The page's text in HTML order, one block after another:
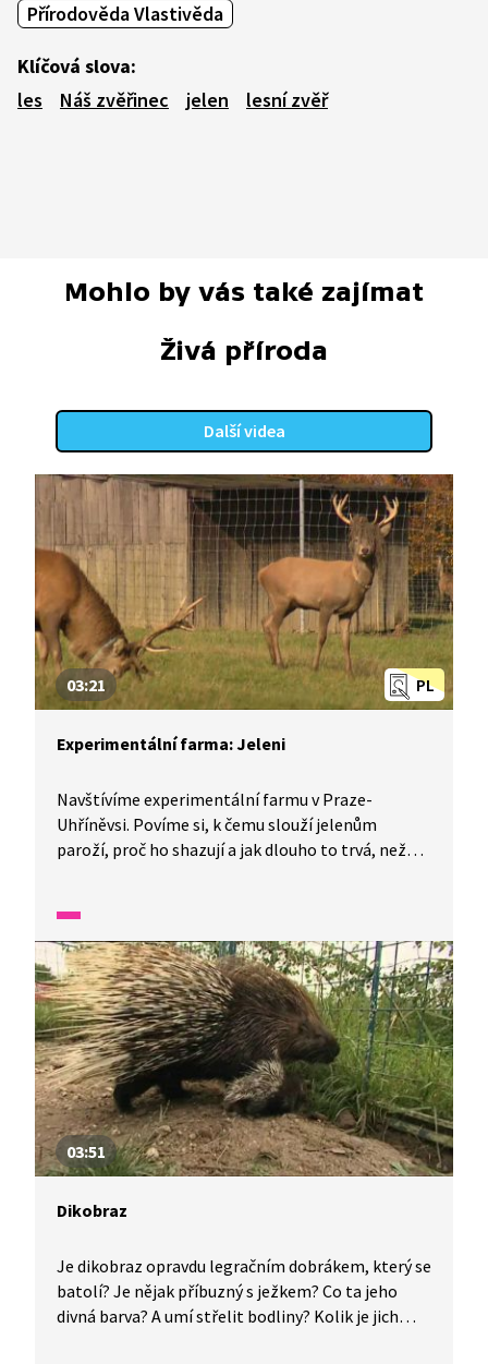
Přírodověda Vlastivěda
Klíčová slova:
les
Náš zvěřinec jelen lesní zvěř
Mohlo by vás také zajímat
Živá příroda
Další videa
PL
03:21
Experimentální farma: Jeleni
Navštívíme experimentální farmu v Praze-
Uhříněvsi. Povíme si, k čemu slouží jelenům
paroží, proč ho shazují a jak dlouho to trvá, než
troubí a jestli se správně říká jelen evropský nebo
jelen lesní.
03:51
Dikobraz
Je dikobraz opravdu legračním dobrákem, který se
batolí? Je nějak příbuzný s ježkem? Co ta jeho
divná barva? A umí střelit bodliny? Kolik je jich